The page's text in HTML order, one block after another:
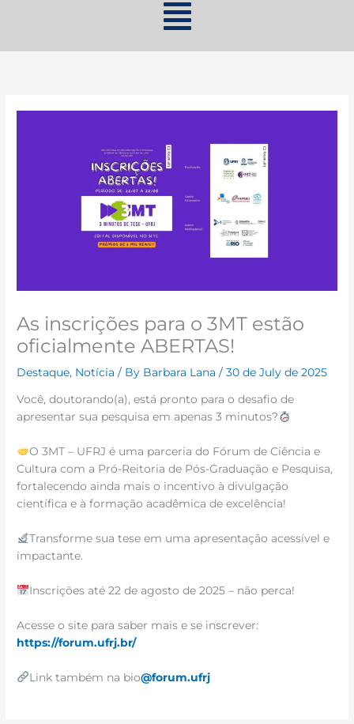
As inscrições para o 3MT estão
oficialmente ABERTAS!
Destaque, Notícia / By Barbara Lana/30 de July de 2025
Você, doutorando(a), está pronto para o desafio de
apresentar sua pesquisa em apenas 3 minutos?
O 3MT – UFRJ é uma parceria do Fórum de Ciência e
Cultura com a Pró-Reitoria de Pós-Graduação e Pesquisa,
fortalecendo ainda mais o incentivo à divulgação
científica e à formação acadêmica de excelência!
Transforme sua tese em uma apresentação acessível e
impactante.
Inscrições até 22 de agosto de 2025 – não perca!
Acesse o site para saber mais e se inscrever:
https://forum.ufrj.br/
Link também na bio@forum.ufrj